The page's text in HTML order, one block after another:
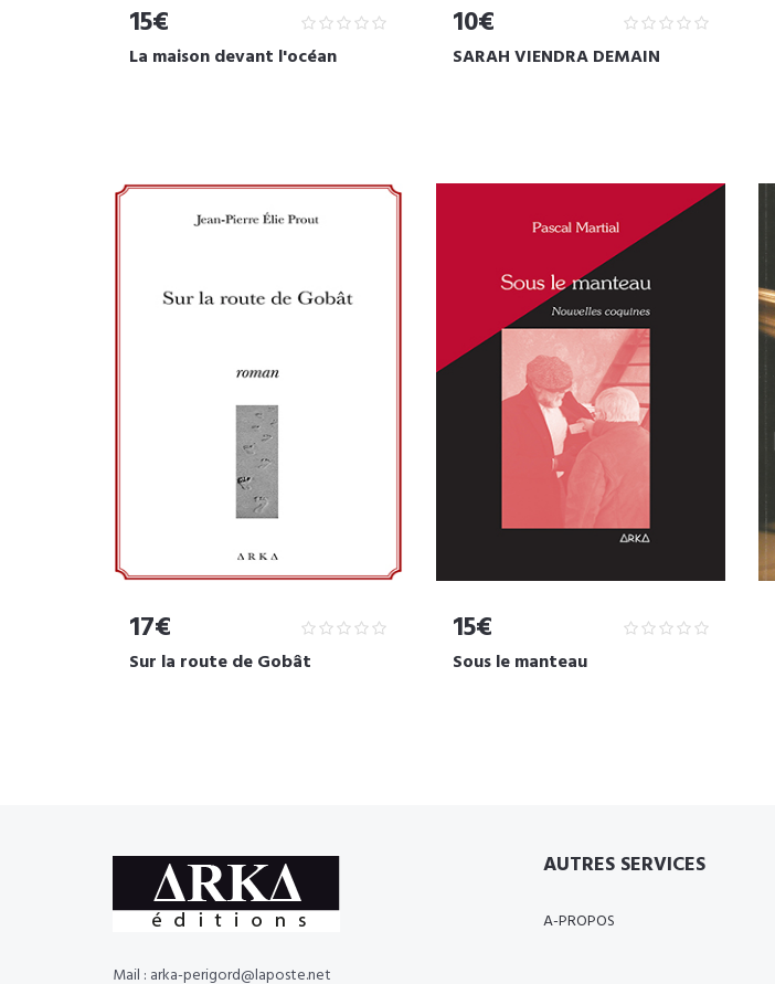
15€
La maison devant l'océan
10€
SARAH VIENDRA DEMAIN
17€
Sur la route de Gobât
15€
Sous le manteau
Mail : arka-perigord@laposte.net
AUTRES SERVICES
A-PROPOS